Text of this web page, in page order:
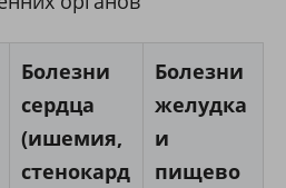
Болезни
сердца
(ишемия,
стенокард
Болезни
желудка
и
пищево